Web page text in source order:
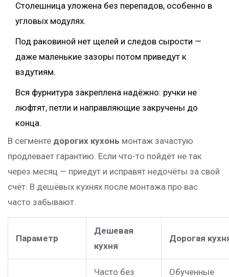
Столешница уложена без перепадов, особенно в
угловых модулях.
Под раковиной нет щелей и следов сырости —
даже маленькие зазоры потом приведут к
вздутиям.
Вся фурнитура закреплена надёжно: ручки не
люфтят, петли и направляющие закручены до
конца.
В сегменте дорогих кухонь монтаж зачастую
продлевает гарантию. Если что-то пойдёт не так
через месяц — приедут и исправят недочёты за свой
счёт. В дешёвых кухнях после монтажа про вас
часто забывают.
Параметр
Дешевая
кухня
Дорогая
Часто без Обученные